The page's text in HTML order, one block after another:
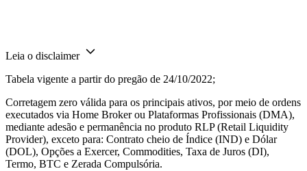
Leia o disclaimer
Tabela vigente a partir do pregão de 24/10/2022;
Corretagem zero válida para os principais ativos, por meio de ordens
executados via Home Broker ou Plataformas Profissionais (DMA),
mediante adesão e permanência no produto RLP (Retail Liquidity
Provider), exceto para: Contrato cheio de Índice (IND) e Dólar
(DOL), Opções a Exercer, Commodities, Taxa de Juros (DI),
Termo, BTC e Zerada Compulsória.